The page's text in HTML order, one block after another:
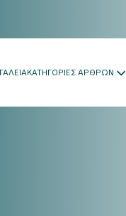
ΚΑΤΗΓΟΡΙΕΣ ΑΡΘΡΩΝ